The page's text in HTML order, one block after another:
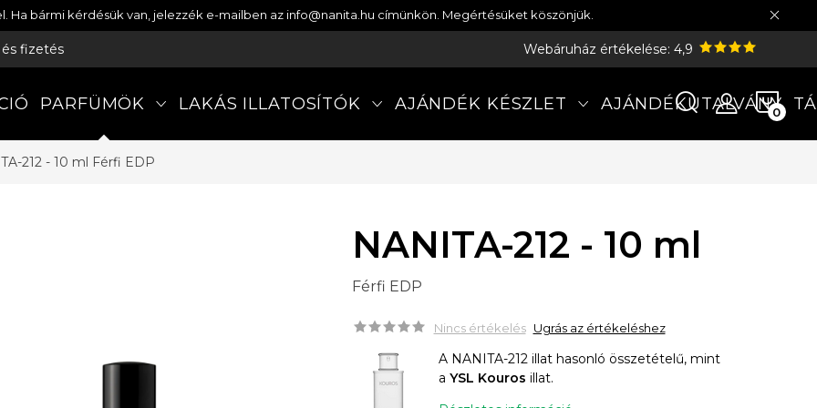
Ha bármi kérdésük van, jelezzék e-mailben az info@nanita.hu címünkön. Megértésüket köszönjük.
és fizetés Webáruház értékelése: 4,9
PARFÜMÖK LAKÁS ILLATOSÍTÓK AJÁNDÉK KÉSZLET AJÁNDÉKUTALVÁNY
212 - 10 ml Férfi EDP
NANITA-212 - 10 ml
Férfi EDP
Nincs értékelés Ugrás az értékeléshez
A NANITA-212 illat hasonló összetételű, mint
a YSL Kouros illat.